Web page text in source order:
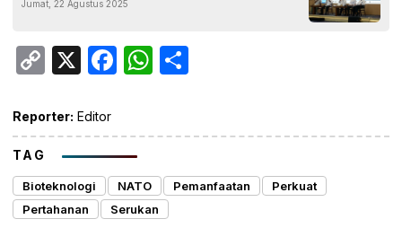
Plan
Jumat, 22 Agustus 2025
Copy
X Facebook
WhatsApp
Reporter: Editor
TAG
Bioteknologi NATO Pemanfaatan
Perkuat
Pertahanan
Serukan